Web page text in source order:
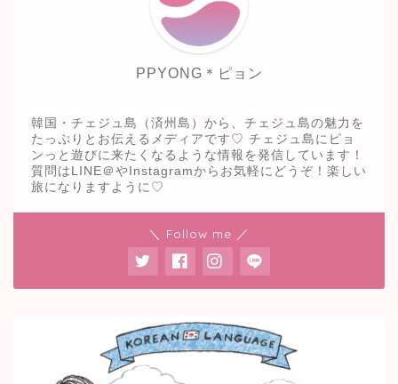
PPYONG＊ピョン
韓国・チェジュ島（済州島）から、チェジュ島の魅力を
たっぷりとお伝えるメディアです♡ チェジュ島にピョ
ンっと遊びに来たくなるような情報を発信しています！
質問はLINE＠やInstagramからお気軽にどうぞ！楽しい
旅になりますように♡
＼ Follow me ／